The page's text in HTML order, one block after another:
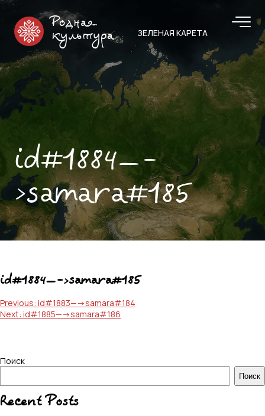
Родная
культура
ЗЕЛЕНАЯ КАРЕТА
id#1884—-
>samara#185
id#1884—->samara#185
Навигация
по
Previous: id#1883—->samara#184
Next: id#1885—->samara#186
Поиск
Поиск
Recent Posts